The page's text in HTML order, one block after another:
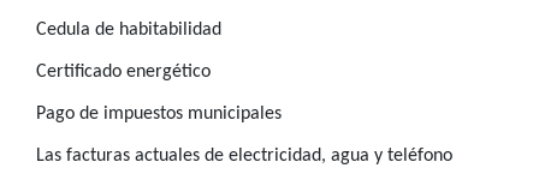
Cedula de habitabilidad
Certificado energético
Pago de impuestos municipales
Las facturas actuales de electricidad, agua y teléfono